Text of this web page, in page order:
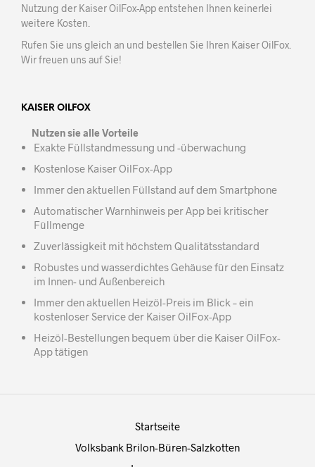
Nutzung der Kaiser OilFox-App entstehen Ihnen keinerlei
weitere Kosten.
Rufen Sie uns gleich an und bestellen Sie Ihren Kaiser OilFox.
Wir freuen uns auf Sie!
KAISER OILFOX
Nutzen sie alle Vorteile
Exakte Füllstandmessung und -überwachung
Kostenlose Kaiser OilFox-App
Immer den aktuellen Füllstand auf dem Smartphone
Automatischer Warnhinweis per App bei kritischer
Füllmenge
Zuverlässigkeit mit höchstem Qualitätsstandard
Robustes und wasserdichtes Gehäuse für den Einsatz
im Innen- und Außenbereich
Immer den aktuellen Heizöl-Preis im Blick – ein
kostenloser Service der Kaiser OilFox-App
Heizöl-Bestellungen bequem über die Kaiser OilFox-
App tätigen
Startseite
Volksbank Brilon-Büren-Salzkotten